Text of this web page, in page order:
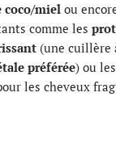
coco/mielou
comme les
(une cuillère
préférée) ou
les cheveux